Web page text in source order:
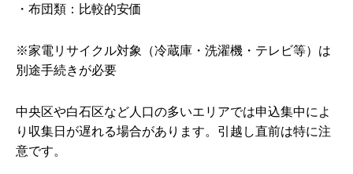
・布団類：比較的安価
※家電リサイクル対象（冷蔵庫・洗濯機・テレビ等）は
別途手続きが必要
中央区や白石区など人口の多いエリアでは申込集中によ
り収集日が遅れる場合があります。引越し直前は特に注
意です。